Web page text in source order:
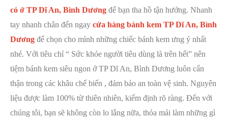
có ở TP Dĩ An, Bình Dương để bạn tha hồ tận hưởng. Nhanh
tay nhanh chân đến ngay cửa hàng bánh kem TP Dĩ An, Bình
Dương để chọn cho mình những chiếc bánh kem ưng ý nhất
nhé. Với tiêu chí “ Sức khỏe người tiêu dùng là trên hết” nên
tiệm bánh kem siêu ngon ở TP Dĩ An, Bình Dương luôn cẩn
thận trong các khâu chế biến , đảm bảo an toàn vệ sinh. Nguyên
liệu được làm 100% từ thiên nhiên, kiểm định rõ ràng. Đến với
chúng tôi, bạn sẽ không còn lo lắng nữa, thỏa mái làm những gì